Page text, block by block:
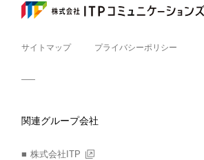
サイトマップ プライバシーポリシー
関連グループ会社
株式会社ITP